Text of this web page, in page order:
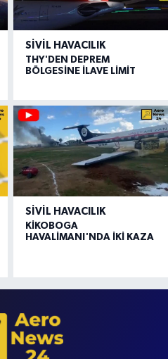
SIVIL HAVACILIK
THY'DEN DEPREM
BÖLGESİNE İLAVE LİMİT
SIVIL HAVACILIK
KİKOBOGA
HAVALİMANI'NDA İKİ KAZA